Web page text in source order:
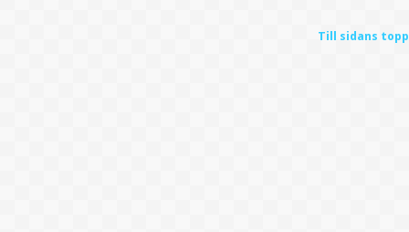
Till sidans topp